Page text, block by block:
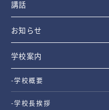
講話
お知らせ
学校案内
-学校概要
-学校長挨拶